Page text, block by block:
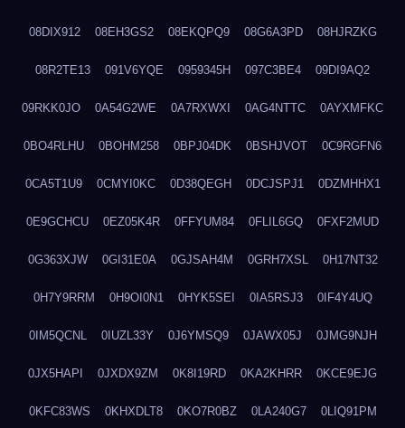
08DIX912 08EH3GS2 08EKQPQ9 08G6A3PD 08HJRZKG
08R2TE13 091V6YQE 0959345H 097C3BE4 09DI9AQ2
09RKK0JO 0A54G2WE 0A7RXWXI 0AG4NTTC 0AYXMFKC
0BO4RLHU 0BOHM258 0BPJ04DK 0BSHJVOT 0C9RGFN6
0CA5T1U9 0CMYI0KC 0D38QEGH 0DCJSPJ1 0DZMHHX1
0E9GCHCU 0EZ05K4R 0FFYUM84 0FLIL6GQ 0FXF2MUD
0G363XJW 0GI31E0A 0GJSAH4M 0GRH7XSL 0H17NT32
0H7Y9RRM 0H9OI0N1 0HYK5SEI 0IA5RSJ3 0IF4Y4UQ
0IM5QCNL 0IUZL33Y 0J6YMSQ9 0JAWX05J 0JMG9NJH
0JX5HAPI 0JXDX9ZM 0K8I19RD 0KA2KHRR 0KCE9EJG
0KFC83WS 0KHXDLT8 0KO7R0BZ 0LA240G7 0LIQ91PM